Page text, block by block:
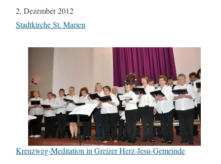
Datum
2. Dezember 2012
In Bezug auf
Stadtkirche St. Marien
Kreuzweg-Meditation in Greizer Herz-Jesu-Gemeinde